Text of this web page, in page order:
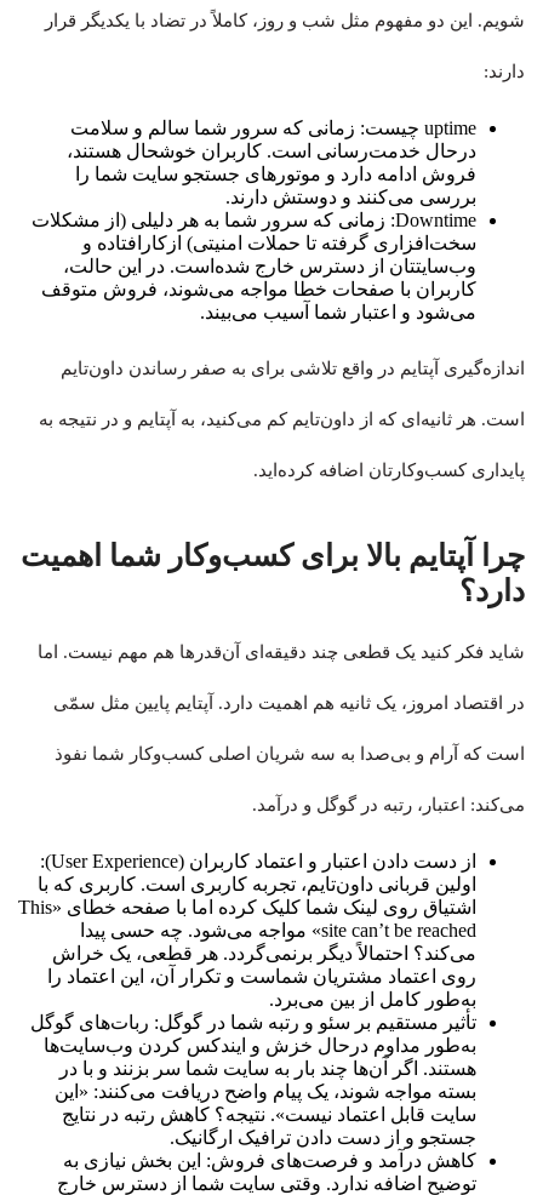
شویم. این دو مفهوم مثل شب و روز، کاملاً در تضاد با یکدیگر قرار
دارند:
uptime چیست: زمانی که سرور شما سالم و سلامت
درحال خدمت‌رسانی است. کاربران خوشحال هستند،
فروش ادامه دارد و موتورهای جستجو سایت شما را
بررسی می‌کنند و دوستش دارند.
Downtime: زمانی که سرور شما به هر دلیلی (از مشکلات
سخت‌افزاری گرفته تا حملات امنیتی) ازکارافتاده و
وب‌سایتتان از دسترس خارج شده‌است. در این حالت،
کاربران با صفحات خطا مواجه می‌شوند، فروش متوقف
می‌شود و اعتبار شما آسیب می‌بیند.
اندازه‌گیری آپتایم در واقع تلاشی برای به صفر رساندن داون‌تایم
است. هر ثانیه‌ای که از داون‌تایم کم می‌کنید، به آپتایم و در نتیجه به
پایداری کسب‌وکارتان اضافه کرده‌اید.
چرا آپتایم بالا برای کسب‌وکار شما اهمیت
دارد؟
شاید فکر کنید یک قطعی چند دقیقه‌ای آن‌قدرها هم مهم نیست. اما
در اقتصاد امروز، یک ثانیه هم اهمیت دارد. آپتایم پایین مثل سمّی
است که آرام و بی‌صدا به سه شریان اصلی کسب‌وکار شما نفوذ
می‌کند: اعتبار، رتبه در گوگل و درآمد.
از دست دادن اعتبار و اعتماد کاربران (User Experience):
اولین قربانی داون‌تایم، تجربه کاربری است. کاربری که با
اشتیاق روی لینک شما کلیک کرده اما با صفحه خطای «This
site can’t be reached» مواجه می‌شود. چه حسی پیدا
می‌کند؟ احتمالاً دیگر برنمی‌گردد. هر قطعی، یک خراش
روی اعتماد مشتریان شماست و تکرار آن، این اعتماد را
به‌طور کامل از بین می‌برد.
تأثیر مستقیم بر سئو و رتبه شما در گوگل: ربات‌های گوگل
به‌طور مداوم درحال خزش و ایندکس کردن وب‌سایت‌ها
هستند. اگر آن‌ها چند بار به سایت شما سر بزنند و با در
بسته مواجه شوند، یک پیام واضح دریافت می‌کنند: «این
سایت قابل اعتماد نیست». نتیجه؟ کاهش رتبه در نتایج
جستجو و از دست دادن ترافیک ارگانیک.
کاهش درآمد و فرصت‌های فروش: این بخش نیازی به
توضیح اضافه ندارد. وقتی سایت شما از دسترس خارج